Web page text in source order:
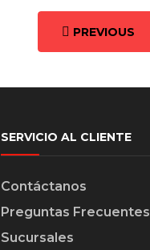
PREVIOUS
SERVICIO AL CLIENTE
Contáctanos
Preguntas Frecuentes
Sucursales